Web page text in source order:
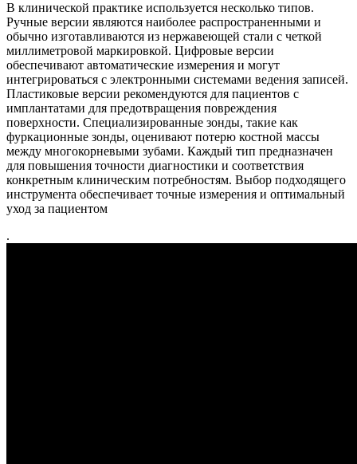
В клинической практике используется несколько типов.
Ручные версии являются наиболее распространенными и
обычно изготавливаются из нержавеющей стали с четкой
миллиметровой маркировкой. Цифровые версии
обеспечивают автоматические измерения и могут
интегрироваться с электронными системами ведения записей.
Пластиковые версии рекомендуются для пациентов с
имплантатами для предотвращения повреждения
поверхности. Специализированные зонды, такие как
фуркационные зонды, оценивают потерю костной массы
между многокорневыми зубами. Каждый тип предназначен
для повышения точности диагностики и соответствия
конкретным клиническим потребностям. Выбор подходящего
инструмента обеспечивает точные измерения и оптимальный
уход за пациентом
.